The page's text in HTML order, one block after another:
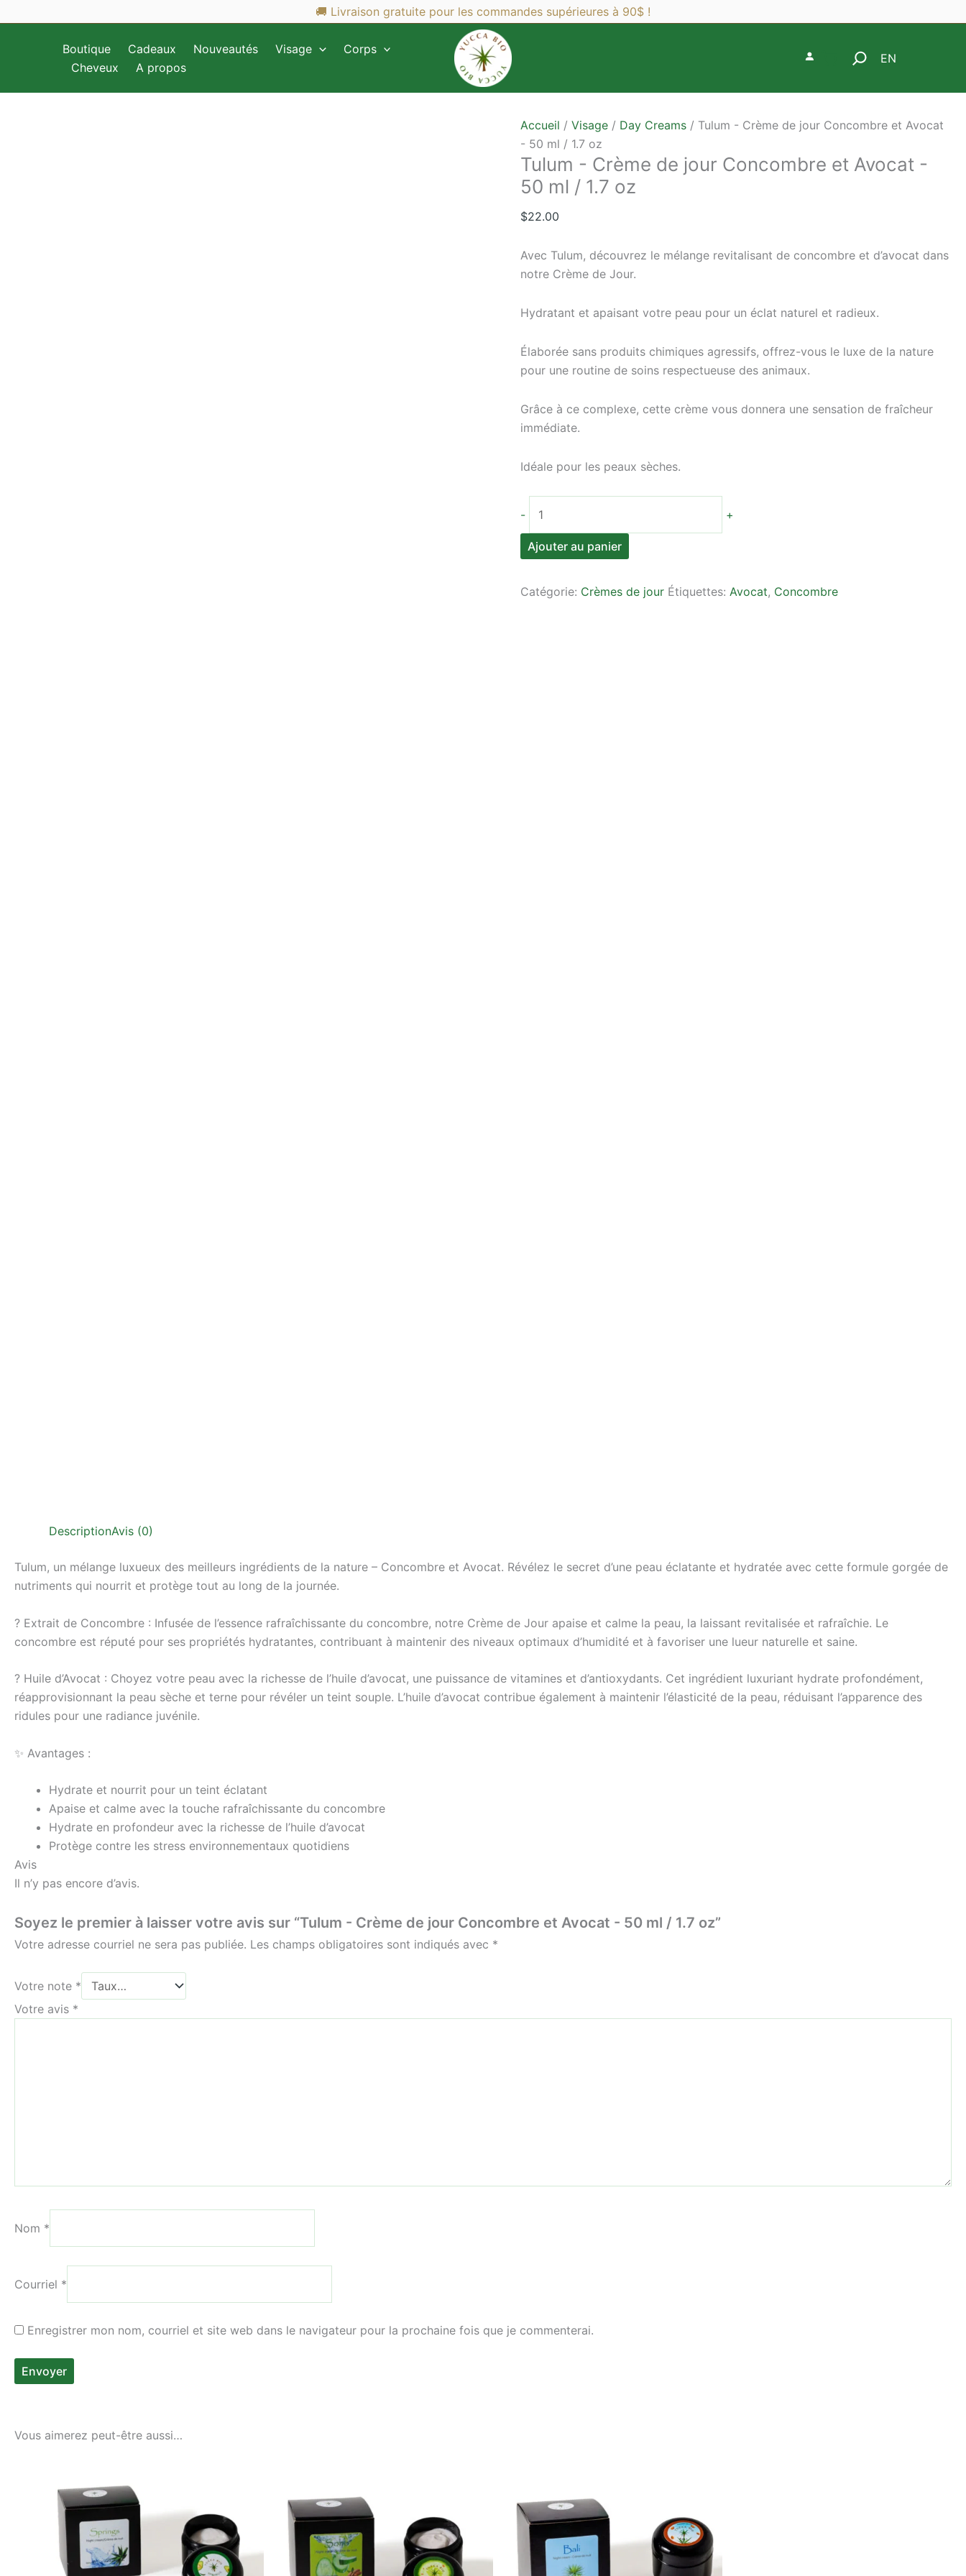
au
🚚 Livraison gratuite pour les commandes supérieures à 90$ !
Boutique Cadeaux Nouveautés Visage
Corps
Cheveux
A propos
Search
EN
Accueil /Visage / Day Creams / Tulum - Crème de jour Concombre et Avocat
- 50 ml / 1.7 oz
Tulum - Crème de jour Concombre et Avocat -
50 ml / 1.7 oz
$22.00
Avec Tulum, découvrez le mélange revitalisant de concombre et d’avocat dans
notre Crème de Jour.
Hydratant et apaisant votre peau pour un éclat naturel et radieux.
Élaborée sans produits chimiques agressifs, offrez-vous le luxe de la nature
pour une routine de soins respectueuse des animaux.
Grâce à ce complexe, cette crème vous donnera une sensation de fraîcheur
immédiate.
Idéale pour les peaux sèches.
-
de
Tulum
-
de
+
Ajouter au panier
Catégorie: Crèmes de jour Étiquettes:Avocat, Concombre
DescriptionAvis (0)
Tulum, un mélange luxueux des meilleurs ingrédients de la nature – Concombre et Avocat. Révélez le secret d’une peau éclatante et hydratée avec cette formule gorgée de
nutriments qui nourrit et protège tout au long de la journée.
? Extrait de Concombre : Infusée de l’essence rafraîchissante du concombre, notre Crème de Jour apaise et calme la peau, la laissant revitalisée et rafraîchie. Le
concombre est réputé pour ses propriétés hydratantes, contribuant à maintenir des niveaux optimaux d’humidité et à favoriser une lueur naturelle et saine.
? Huile d’Avocat : Choyez votre peau avec la richesse de l’huile d’avocat, une puissance de vitamines et d’antioxydants. Cet ingrédient luxuriant hydrate profondément,
réapprovisionnant la peau sèche et terne pour révéler un teint souple. L’huile d’avocat contribue également à maintenir l’élasticité de la peau, réduisant l’apparence des
ridules pour une radiance juvénile.
✨ Avantages :
Hydrate et nourrit pour un teint éclatant
Apaise et calme avec la touche rafraîchissante du concombre
Hydrate en profondeur avec la richesse de l’huile d’avocat
Protège contre les stress environnementaux quotidiens
Avis
Il n’y pas encore d’avis.
Soyez le premier à laisser votre avis sur “Tulum - Crème de jour Concombre et Avocat - 50 ml / 1.7 oz”
Votre adresse courriel ne sera pas publiée. Les champs obligatoires sont indiqués avec *
Votre note *
Votre avis *
Nom *
Courriel *
Enregistrer mon nom, courriel et site web dans le navigateur pour la prochaine fois que je commenterai.
Vous aimerez peut-être aussi…